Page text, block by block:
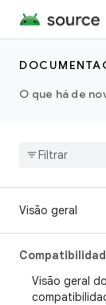
O que há de
Visão geral
Visão geral